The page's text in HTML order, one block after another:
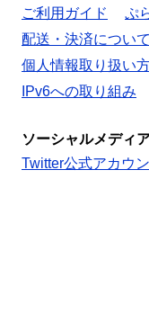
ご利用ガイド
ぷ
配送・決済について
個人情報取り扱い
IPv6への取り組み
ソーシャルメディ
Twitter公式アカウ